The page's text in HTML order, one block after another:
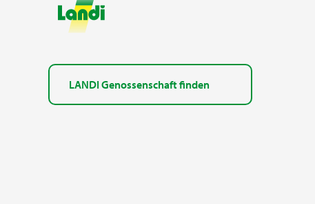
LANDI Genossenschaft finden